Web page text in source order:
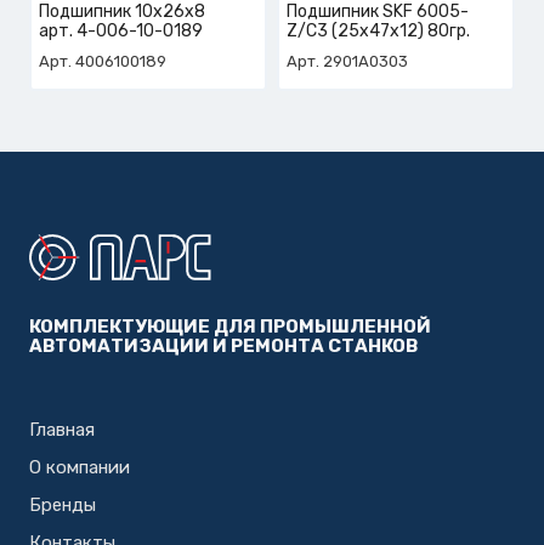
Подшипник 10х26х8
арт. 4-006-10-0189
Арт. 4006100189
Подшипник SKF 6005-
Z/C3 (25x47x12) 80гр.
Арт. 2901A0303
КОМПЛЕКТУЮЩИЕ ДЛЯ ПРОМЫШЛЕННОЙ
АВТОМАТИЗАЦИИ И РЕМОНТА СТАНКОВ
Главная
О компании
Бренды